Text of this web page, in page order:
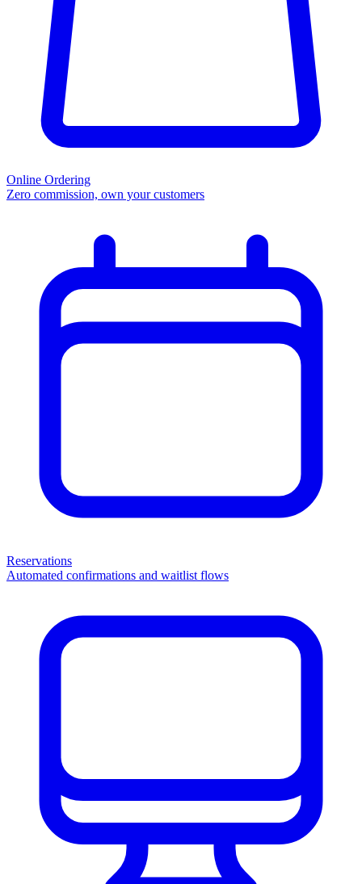
Online Ordering
Zero commission, own your customers
Reservations
Automated confirmations and waitlist flows